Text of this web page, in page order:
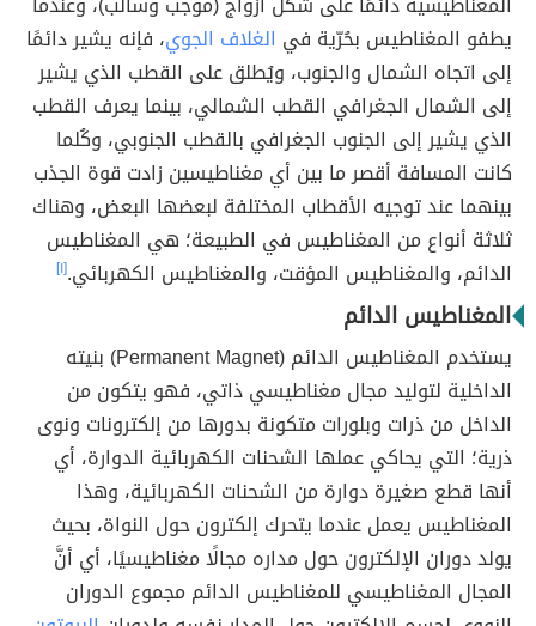
يطفو المغناطيس بحُرّية في الغلاف الجوي، فإنه يشير دائمًا
إلى اتجاه الشمال والجنوب، ويُطلق على القطب الذي يشير
إلى الشمال الجغرافي القطب الشمالي، بينما يعرف القطب
الذي يشير إلى الجنوب الجغرافي بالقطب الجنوبي، وكُلما
كانت المسافة أقصر ما بين أي مغناطيسين زادت قوة الجذب
بينهما عند توجيه الأقطاب المختلفة لبعضها البعض، وهناك
ثلاثة أنواع من المغناطيس في الطبيعة؛ هي المغناطيس
الدائم، والمغناطيس المؤقت، والمغناطيس الكهربائي.[١]
المغناطيس الدائم
يستخدم المغناطيس الدائم (Permanent Magnet) بنيته
الداخلية لتوليد مجال مغناطيسي ذاتي، فهو يتكون من
الداخل من ذرات وبلورات متكونة بدورها من إلكترونات ونوى
ذرية؛ التي يحاكي عملها الشحنات الكهربائية الدوارة، أي
أنها قطع صغيرة دوارة من الشحنات الكهربائية، وهذا
المغناطيس يعمل عندما يتحرك إلكترون حول النواة، بحيث
يولد دوران الإلكترون حول مداره مجالًا مغناطيسيًا، أي أنَّ
المجال المغناطيسي للمغناطيس الدائم مجموع الدوران